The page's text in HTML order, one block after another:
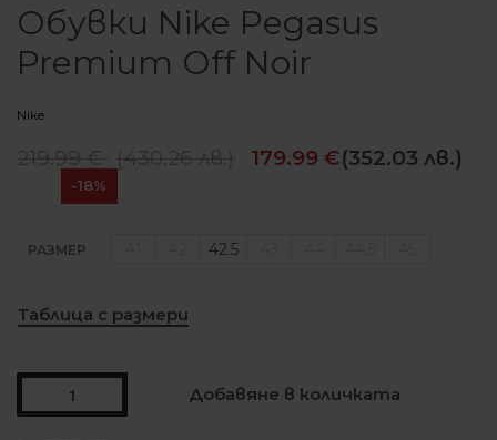
Обувки Nike Pegasus
Premium Off Noir
Nike
179.99 €(352.03 лв.)
-18%
РАЗМЕР 42.5
Таблица с размери
Добавяне в количката